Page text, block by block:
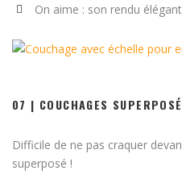
On aime : son rendu élégant
07 | COUCHAGES
Difficile de ne pas craquer
superposé !